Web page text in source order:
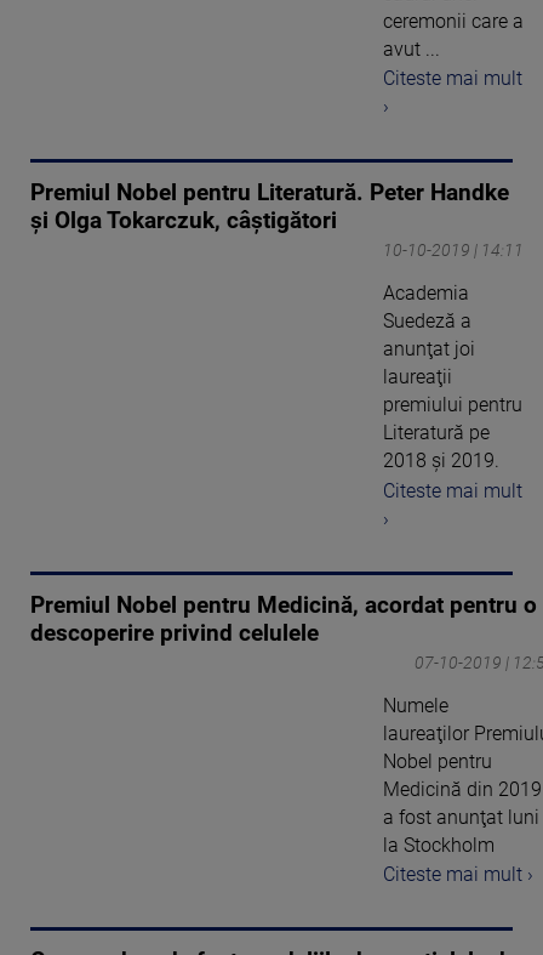
ceremonii care a
avut ...
Citeste mai mult
›
Premiul Nobel pentru Literatură. Peter Handke
şi Olga Tokarczuk, câştigători
10-10-2019 | 14:11
Academia
Suedeză a
anunţat joi
laureaţii
premiului pentru
Literatură pe
2018 şi 2019.
Citeste mai mult
›
Premiul Nobel pentru Medicină, acordat pentru o
descoperire privind celulele
07-10-2019 |
Numele
laureaţilor
Nobel pentru
Medicină din 2019
a fost anunţat luni
la Stockholm
Citeste mai mult ›